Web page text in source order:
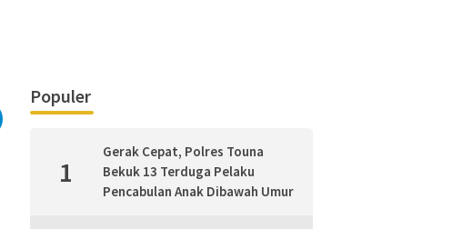
Populer
1
Gerak Cepat, Polres Touna
Bekuk 13 Terduga Pelaku
Pencabulan Anak Dibawah Umur